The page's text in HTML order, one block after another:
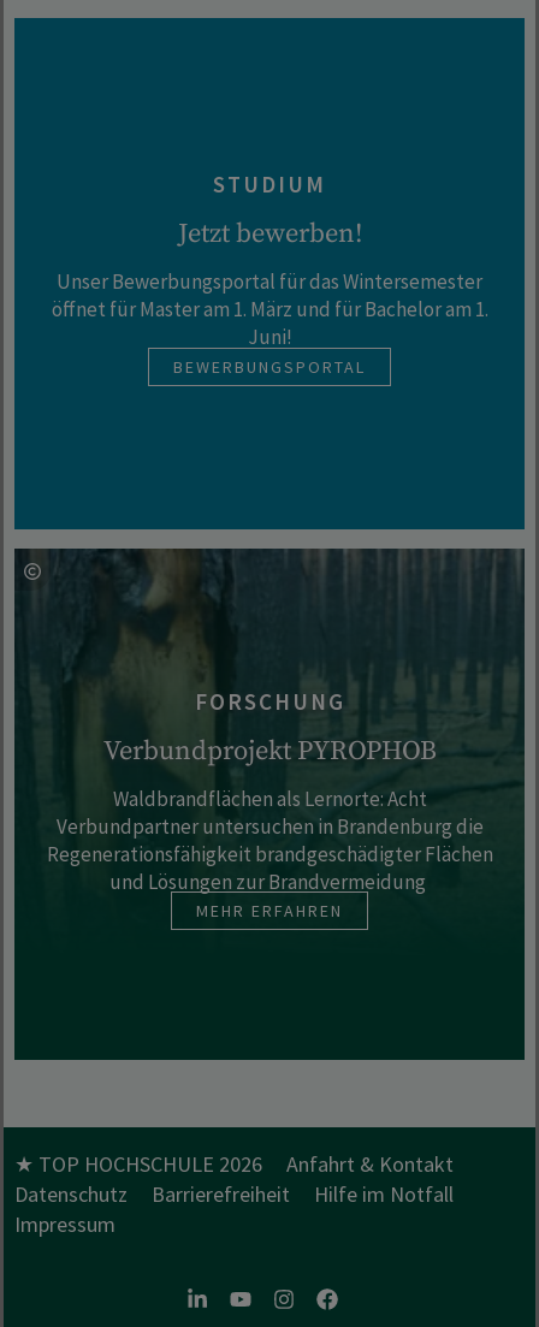
STUDIUM
Jetzt bewerben!
Unser Bewerbungsportal für das Wintersemester
öffnet für Master am 1. März und für Bachelor am 1.
Juni!
BEWERBUNGSPORTAL
FORSCHUNG
Verbundprojekt PYROPHOB
Waldbrandflächen als Lernorte: Acht
Verbundpartner untersuchen in Brandenburg die
Regenerationsfähigkeit brandgeschädigter Flächen
und Lösungen zur Brandvermeidung
MEHR ERFAHREN
★ TOP HOCHSCHULE 2026
Anfahrt & Kontakt
Datenschutz
Barrierefreiheit
Hilfe im Notfall
Impressum
LinkedInYoutubeInstagramFacebook